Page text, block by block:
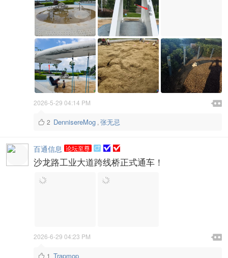

2026-5-29 04:14 PM 
 2 DennisereMog , 张无忌
百通信息 论坛至尊 
沙龙路工业大道跨线桥正式通车！

2026-6-29 04:23 PM 
 1 Trapmop